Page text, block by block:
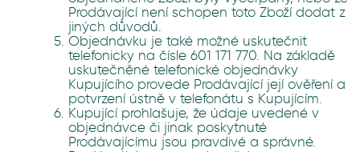
Prodávající není schopen toto Zboží dodat z
jiných důvodů.
Objednávku je také možné uskutečnit
telefonicky na čísle 601 171 770. Na základě
uskutečněné telefonické objednávky
Kupujícího provede Prodávající její ověření a
potvrzení ústně v telefonátu s Kupujícím.
Kupující prohlašuje, že údaje uvedené v
objednávce či jinak poskytnuté
Prodávajícímu jsou pravdivé a správné.